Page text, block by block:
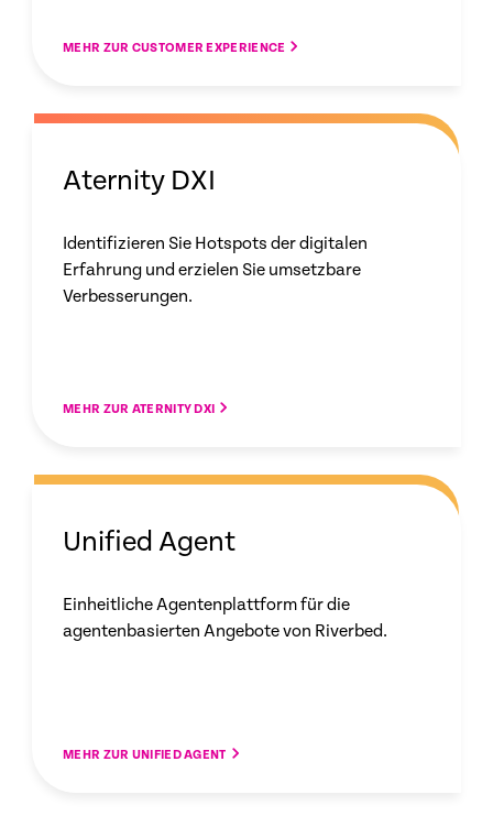
MEHR ZUR CUSTOMER EXPERIENCE
Aternity DXI
Identifizieren Sie Hotspots der digitalen
Erfahrung und erzielen Sie umsetzbare
Verbesserungen.
MEHR ZUR ATERNITY DXI
Unified Agent
Einheitliche Agentenplattform für die
agentenbasierten Angebote von Riverbed.
MEHR ZUR UNIFIED AGENT